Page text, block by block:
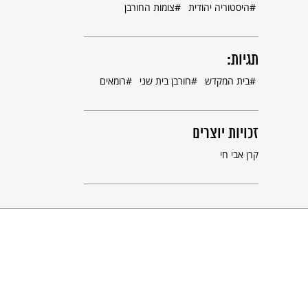
היסטוריה יהודית צומות החורבן
תגיות:
בית המקדש חורבן בית שני רומאים
זכויות יוצרים
קרן אבי חי